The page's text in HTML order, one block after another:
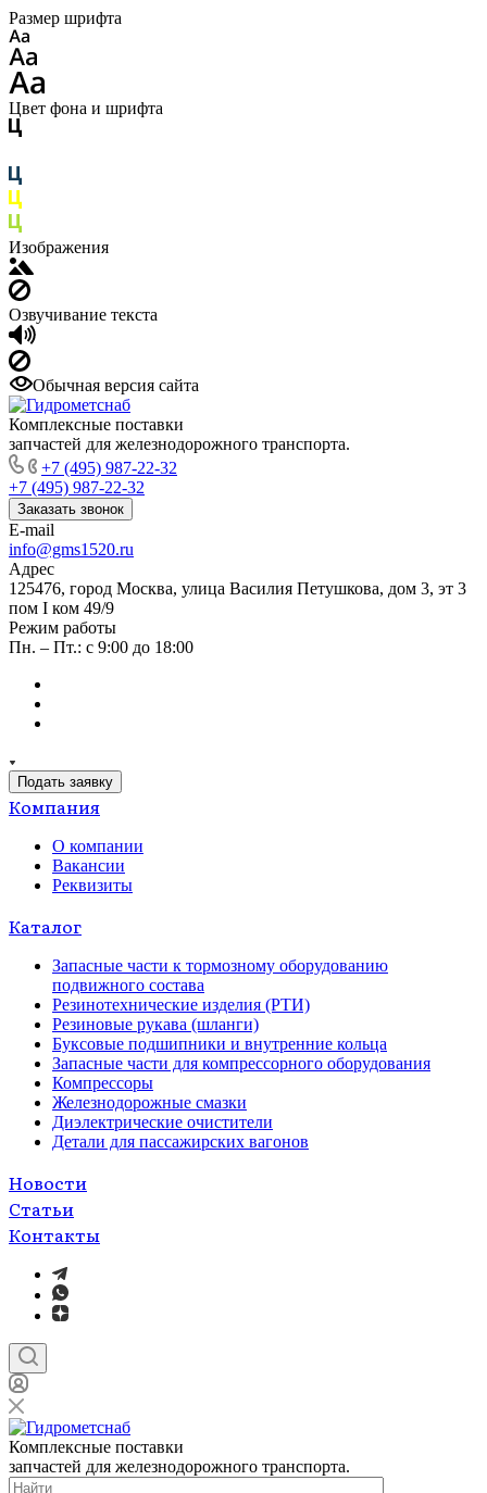
Размер шрифта
Цвет фона и шрифта
Изображения
Озвучивание текста
Обычная версия сайта
Комплексные поставки
запчастей для железнодорожного транспорта.
+7 (495) 987-22-32
+7 (495) 987-22-32
Заказать звонок
E-mail
info@gms1520.ru
Адрес
125476, город Москва, улица Василия Петушкова, дом 3, эт 3
пом I ком 49/9
Режим работы
Пн. – Пт.: с 9:00 до 18:00
Подать заявку
Компания
О компании
Вакансии
Реквизиты
Каталог
Запасные части к тормозному оборудованию
подвижного состава
Резинотехнические изделия (РТИ)
Резиновые рукава (шланги)
Буксовые подшипники и внутренние кольца
Запасные части для компрессорного оборудования
Компрессоры
Железнодорожные смазки
Диэлектрические очистители
Детали для пассажирских вагонов
Новости
Статьи
Контакты
Комплексные поставки
запчастей для железнодорожного транспорта.